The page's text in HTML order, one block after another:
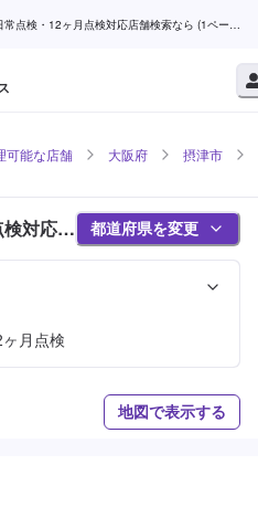
点検・12ヶ月点検対応店舗検索なら (1ページ
可能な店舗 大阪府 摂津市
対応店
都道府県を変更
月点検
地図で表示する